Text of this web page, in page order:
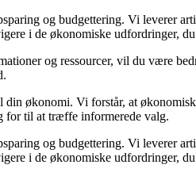
og budgettering. Vi leverer
i de økonomiske udfordringer,
og ressourcer, vil du være
økonomi. Vi forstår, at
for til at træffe informerede valg.
og budgettering. Vi leverer
i de økonomiske udfordringer,